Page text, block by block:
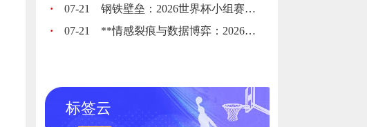
·
07-21
钢铁壁垒：2026世界杯小组赛防守体系的极致博弈
·
07-21 **情感裂痕与数据博弈：2026世界杯舆论风暴的多维解构**
标签云